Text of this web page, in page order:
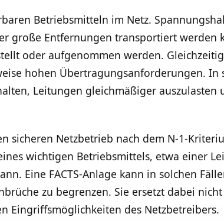
Betriebsmitteln im Netz.
große Entfernungen transportiert werden
oder aufgenommen werden.
hohen Übertragungsanforderungen. In
Leitungen gleichmäßiger auszulasten
sicheren Netzbetrieb nach dem N-1-
wichtigen Betriebsmittels, etwa einer
Eine FACTS-Anlage kann in solchen
zu begrenzen. Sie ersetzt dabei
Eingriffsmöglichkeiten des Netzbetreibers.